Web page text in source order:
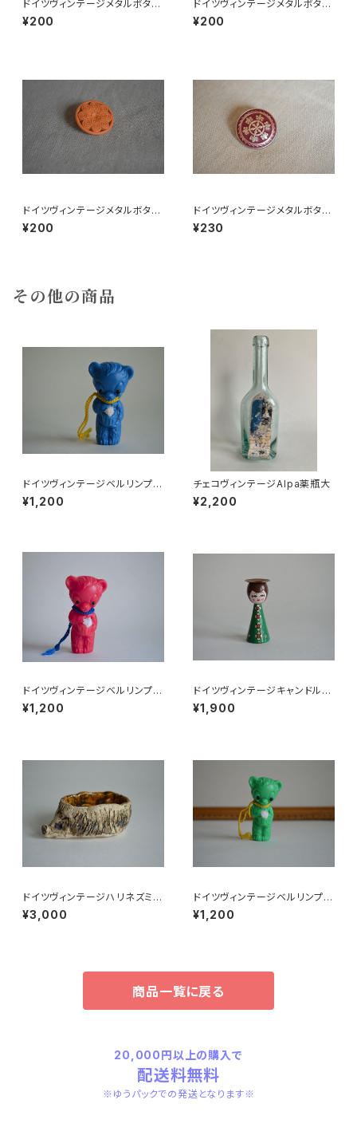
ドイツヴィンテージメタルボタン
よつばピンク
¥200
ドイツヴィンテージメタルボタン
円緑
¥200
ドイツヴィンテージメタルボタン
円
¥200
ドイツヴィンテージメタルボタン
c大
¥230
その他の商品
ドイツヴィンテージベルリンプラ
ベア青204
¥1,200
チェコヴィンテージAlpa薬瓶大
¥2,200
ドイツヴィンテージベルリンプラ
ベア赤C2
¥1,200
ドイツヴィンテージキャンドルホ
ルダー緑
¥1,900
ドイツヴィンテージハリネズミの
小皿b
¥3,000
ドイツヴィンテージベルリンプラ
ベア緑176
¥1,200
商品一覧に戻る
20,000円以上の購入で
配送料無料
※ゆうパックでの発送となります※